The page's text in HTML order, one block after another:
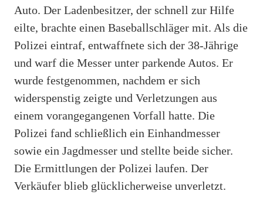
Auto. Der Ladenbesitzer, der schnell zur Hilfe
eilte, brachte einen Baseballschläger mit. Als die
Polizei eintraf, entwaffnete sich der 38-Jährige
und warf die Messer unter parkende Autos. Er
wurde festgenommen, nachdem er sich
widerspenstig zeigte und Verletzungen aus
einem vorangegangenen Vorfall hatte. Die
Polizei fand schließlich ein Einhandmesser
sowie ein Jagdmesser und stellte beide sicher.
Die Ermittlungen der Polizei laufen. Der
Verkäufer blieb glücklicherweise unverletzt.